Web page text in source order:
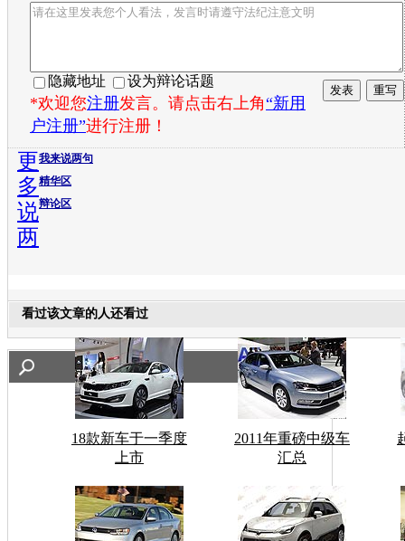
隐藏地址 设为辩论话题
*欢迎您注册发言。请点击右上角“新用
户注册”进行注册！
我来说两句
精华区
辩论区
更
多
说
两
看过该文章的人还看过
18款新车于一季度
上市
2011年重磅中级车
汇总